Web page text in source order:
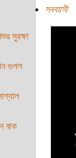
সুরক্ষা
গুগল
বাক
সববয়সী